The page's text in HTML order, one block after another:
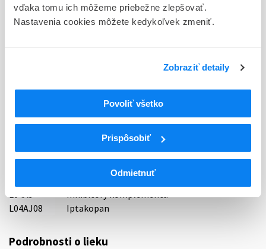
vďaka tomu ich môžeme priebežne zlepšovať.
Nastavenia cookies môžete kedykoľvek zmeniť.
Zobraziť detaily
Povoliť všetko
Prispôsobiť
Odmietnuť
Typ registračnej procedúry
59 - IMMUNOPRAEPARATA
Cytostatiká a imunomodulátory
Imunosupresíva (zmena WHO)
L04AJ
Inhibítory komplementu
L04AJ08
Iptakopan
Podrobnosti o lieku